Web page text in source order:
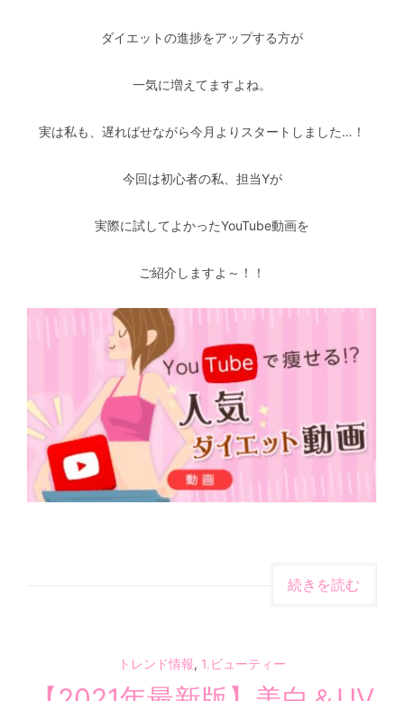
ダイエットの進捗をアップする方が
一気に増えてますよね。
実は私も、遅ればせながら今月よりスタートしました…！
今回は初心者の私、担当Yが
実際に試してよかったYouTube動画を
ご紹介しますよ～！！
続きを読む
トレンド情報, 1.ビューティー